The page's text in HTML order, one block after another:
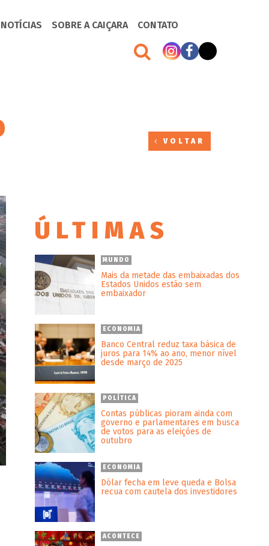
SOBRE A CAIÇARA CONTATO
VOLTAR
ÚLTIMAS
MUNDO
Mais da metade das embaixadas dos
Estados Unidos estão sem
embaixador
ECONOMIA
Banco Central reduz taxa básica de
juros para 14% ao ano, menor nível
desde março de 2025
POLÍTICA
Contas públicas pioram ainda com
governo e parlamentares em busca
de votos para as eleições de
outubro
ECONOMIA
Dólar fecha em leve queda e Bolsa
recua com cautela dos investidores
ACONTECE